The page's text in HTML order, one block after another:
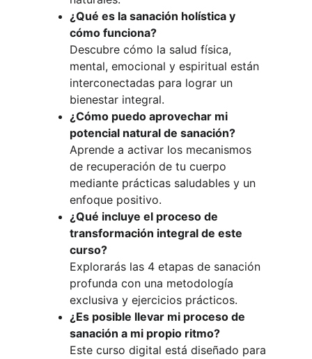
¿Qué es la sanación holística y
cómo funciona?
Descubre cómo la salud física,
mental, emocional y espiritual están
interconectadas para lograr un
bienestar integral.
¿Cómo puedo aprovechar mi
potencial natural de sanación?
Aprende a activar los mecanismos
de recuperación de tu cuerpo
mediante prácticas saludables y un
enfoque positivo.
¿Qué incluye el proceso de
transformación integral de este
curso?
Explorarás las 4 etapas de sanación
profunda con una metodología
exclusiva y ejercicios prácticos.
¿Es posible llevar mi proceso de
sanación a mi propio ritmo?
Este curso digital está diseñado para